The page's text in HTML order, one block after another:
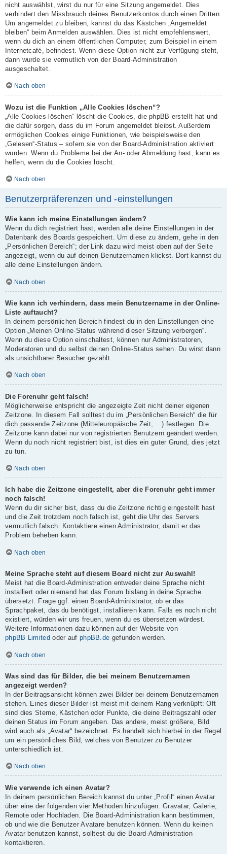
nicht auswählst, wirst du nur für eine Sitzung angemeldet. Dies
verhindert den Missbrauch deines Benutzerkontos durch einen Dritten.
Um angemeldet zu bleiben, kannst du das Kästchen „Angemeldet
bleiben“ beim Anmelden auswählen. Dies ist nicht empfehlenswert,
wenn du dich an einem öffentlichen Computer, zum Beispiel in einem
Internetcafé, befindest. Wenn diese Option nicht zur Verfügung steht,
dann wurde sie vermutlich von der Board-Administration
ausgeschaltet.
Nach oben
Wozu ist die Funktion „Alle Cookies löschen“?
„Alle Cookies löschen“ löscht die Cookies, die phpBB erstellt hat und
die dafür sorgen, dass du im Forum angemeldet bleibst. Außerdem
ermöglichen Cookies einige Funktionen, wie beispielsweise den
„Gelesen“-Status – sofern sie von der Board-Administration aktiviert
wurden. Wenn du Probleme bei der An- oder Abmeldung hast, kann es
helfen, wenn du die Cookies löscht.
Nach oben
Benutzerpräferenzen und -einstellungen
Wie kann ich meine Einstellungen ändern?
Wenn du dich registriert hast, werden alle deine Einstellungen in der
Datenbank des Boards gespeichert. Um diese zu ändern, gehe in den
„Persönlichen Bereich“; der Link dazu wird meist oben auf der Seite
angezeigt, wenn du auf deinen Benutzernamen klickst. Dort kannst du
alle deine Einstellungen ändern.
Nach oben
Wie kann ich verhindern, dass mein Benutzername in der Online-
Liste auftaucht?
In deinem persönlichen Bereich findest du in den Einstellungen eine
Option „Meinen Online-Status während dieser Sitzung verbergen“.
Wenn du diese Option einschaltest, können nur Administratoren,
Moderatoren und du selbst deinen Online-Status sehen. Du wirst dann
als unsichtbarer Besucher gezählt.
Nach oben
Die Forenuhr geht falsch!
Möglicherweise entspricht die angezeigte Zeit nicht deiner eigenen
Zeitzone. In diesem Fall solltest du im „Persönlichen Bereich“ die für
dich passende Zeitzone (Mitteleuropäische Zeit, ...) festlegen. Die
Zeitzone kann dabei nur von registrierten Benutzern geändert werden.
Wenn du noch nicht registriert bist, ist dies ein guter Grund, dies jetzt
zu tun.
Nach oben
Ich habe die Zeitzone eingestellt, aber die Forenuhr geht immer
noch falsch!
Wenn du dir sicher bist, dass du die Zeitzone richtig eingestellt hast
und die Zeit trotzdem noch falsch ist, geht die Uhr des Servers
vermutlich falsch. Kontaktiere einen Administrator, damit er das
Problem beheben kann.
Nach oben
Meine Sprache steht auf diesem Board nicht zur Auswahl!
Meist hat die Board-Administration entweder deine Sprache nicht
installiert oder niemand hat das Forum bislang in deine Sprache
übersetzt. Frage ggf. einen Board-Administrator, ob er das
Sprachpaket, das du benötigst, installieren kann. Falls es noch nicht
existiert, würden wir uns freuen, wenn du es übersetzen würdest.
Weitere Informationen dazu können auf der Website von
phpBB Limited oder auf phpBB.de gefunden werden.
Nach oben
Was sind das für Bilder, die bei meinem Benutzernamen
angezeigt werden?
In der Beitragsansicht können zwei Bilder bei deinem Benutzernamen
stehen. Eines dieser Bilder ist meist mit deinem Rang verknüpft: Oft
sind dies Sterne, Kästchen oder Punkte, die deine Beitragszahl oder
deinen Status im Forum angeben. Das andere, meist größere, Bild
wird auch als „Avatar“ bezeichnet. Es handelt sich hierbei in der Regel
um ein persönliches Bild, welches von Benutzer zu Benutzer
unterschiedlich ist.
Nach oben
Wie verwende ich einen Avatar?
In deinem persönlichen Bereich kannst du unter „Profil“ einen Avatar
über eine der folgenden vier Methoden hinzufügen: Gravatar, Galerie,
Remote oder Hochladen. Die Board-Administration kann bestimmen,
ob und wie die Benutzer Avatare benutzen können. Wenn du keinen
Avatar benutzen kannst, solltest du die Board-Administration
kontaktieren.